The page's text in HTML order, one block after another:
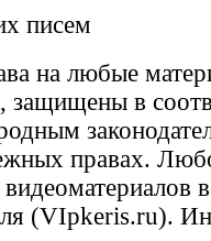
писем
на любые
защищены в
правах.
(VIpkeris.ru).